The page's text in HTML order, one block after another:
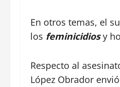
En otros temas, el
los feminicidiosy
Respecto al
López Obrador